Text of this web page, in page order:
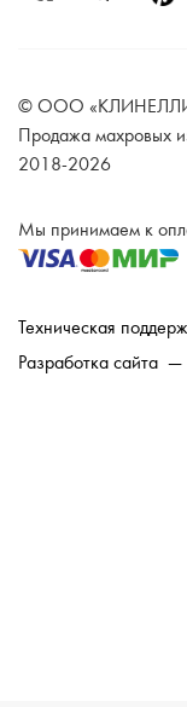
© ООО
Продажа махровых
2018-2026
Мы принимаем к
Техническая
Разработка сайта —